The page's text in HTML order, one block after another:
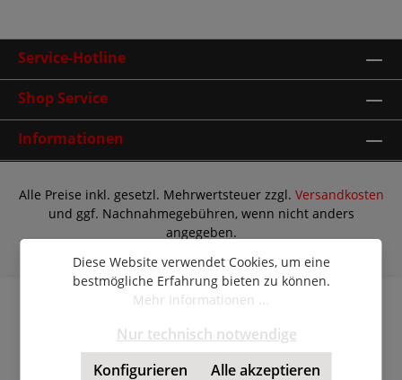
Service-Hotline
Shop Service
Informationen
Alle Preise inkl. gesetzl. Mehrwertsteuer zzgl. Versandkosten
und ggf. Nachnahmegebühren, wenn nicht anders
angegeben.
Diese Website verwendet Cookies, um eine
bestmögliche Erfahrung bieten zu können.
Mehr Informationen ...
Nur technisch notwendige
Konfigurieren
Alle akzeptieren